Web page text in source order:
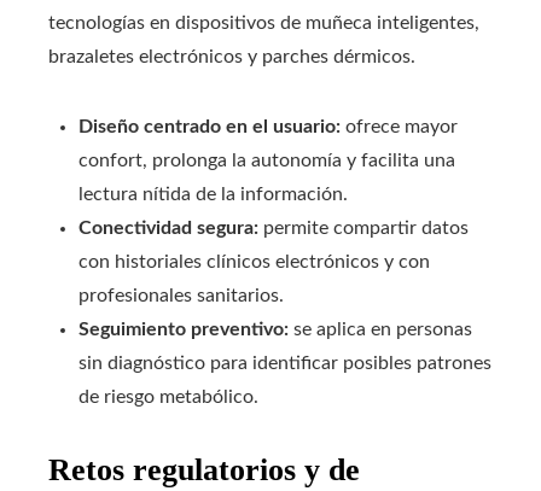
tecnologías en dispositivos de muñeca inteligentes,
brazaletes electrónicos y parches dérmicos.
Diseño centrado en el usuario: ofrece mayor
confort, prolonga la autonomía y facilita una
lectura nítida de la información.
Conectividad segura: permite compartir datos
con historiales clínicos electrónicos y con
profesionales sanitarios.
Seguimiento preventivo: se aplica en personas
sin diagnóstico para identificar posibles patrones
de riesgo metabólico.
Retos regulatorios y de